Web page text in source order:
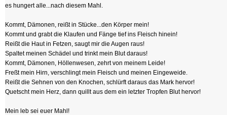
es hungert alle...nach diesem Mahl.
Kommt, Dämonen, reißt in Stücke...den Körper mein!
Kommt und grabt die Klaufen und Fänge tief ins Fleisch hinein!
Reißt die Haut in Fetzen, saugt mir die Augen raus!
Spaltet meinen Schädel und trinkt mein Blut daraus!
Kommt, Dämonen, Höllenwesen, zehrt von meinem Leide!
Freßt mein Hirn, verschlingt mein Fleisch und meinen Eingeweide.
Reißt die Sehnen von den Knochen, schlürft daraus das Mark hervor!
Quetscht mein Herz, dann quillt aus dem ein letzter Tropfen Blut hervor!
Mein leb sei euer Mahl!